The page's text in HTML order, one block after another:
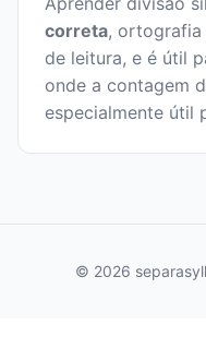
correta, ortografia
de leitura, e é útil
onde a contagem
especialmente útil
© 2026